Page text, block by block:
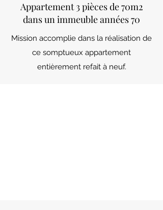
Appartement 3 pièces de 70m2
dans un immeuble années 70
Mission accomplie dans la réalisation de
ce somptueux appartement
entièrement refait à neuf.